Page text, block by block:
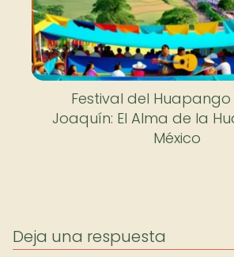
Festival del Huapango
Joaquín: El Alma de la
México
Deja una respuesta